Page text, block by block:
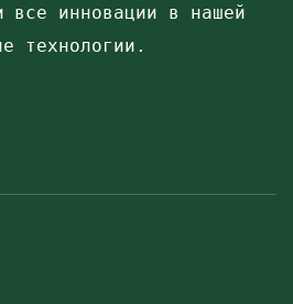
все инновации в нашей
технологии.